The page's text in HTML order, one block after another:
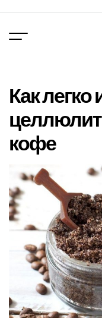
вмісту
Как легко
кофе